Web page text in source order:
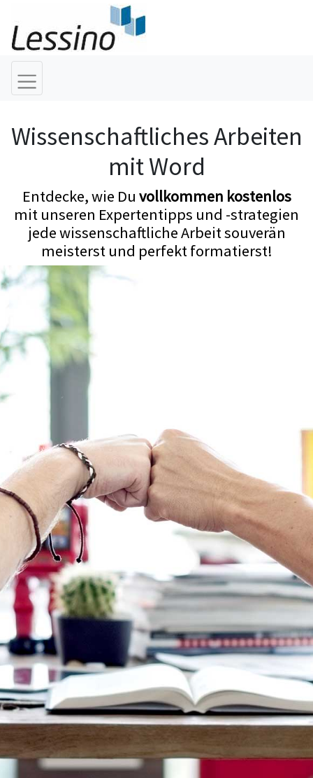
Wissenschaftliches Arbeiten
mit Word
Entdecke, wie Du vollkommen kostenlos
mit unseren Expertentipps und -strategien
jede wissenschaftliche Arbeit souverän
meisterst und perfekt formatierst!